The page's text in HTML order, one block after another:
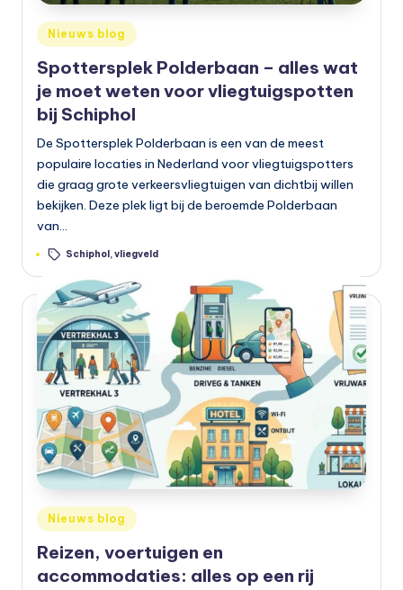
r
Geplaatst
in
Nieuws blog
Spottersplek Polderbaan – alles wat
je moet weten voor vliegtuigspotten
bij Schiphol
De Spottersplek Polderbaan is een van de meest
populaire locaties in Nederland voor vliegtuigspotters
die graag grote verkeersvliegtuigen van dichtbij willen
bekijken. Deze plek ligt bij de beroemde Polderbaan
van…
Tags: Schiphol ,vliegveld
Geplaatst
in
Nieuws blog
Reizen, voertuigen en
accommodaties: alles op een rij